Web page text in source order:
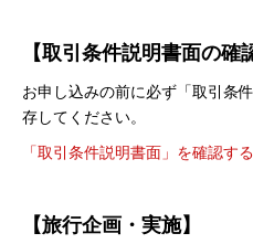
【取引条件説明書面の確
お申し込みの前に必ず「取引条
存してください。
「取引条件説明書面」を確認する
【旅行企画・実施】